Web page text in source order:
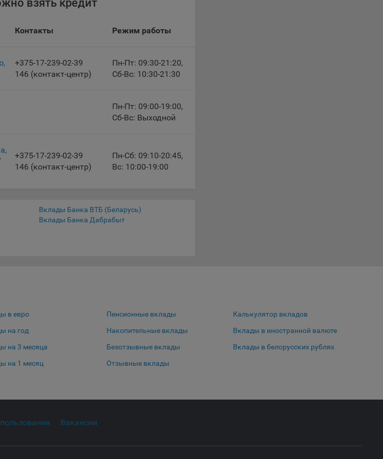
Google Analytics.
веб-аналитических платформ «Google
установлены на сервере
в том числе наиболее и наименее
меры по совершенствованию работы сайта
файлы cookie. Кроме того, субъект
ранее сохраненные файлов cookie выбрав
браузера.
Сайта, в том числе наиболее и наименее
Сохранить по умолчанию
взять кредит
Контакты Режим работы
+375-17-239-02-39
146 (контакт-центр)
Пн-Пт: 09:30-21:20,
Сб-Вс: 10:30-21:30
Пн-Пт: 09:00-19:00,
Сб-Вс: Выходной
+375-17-239-02-39
146 (контакт-центр)
Пн-Сб: 09:10-20:45,
Вс: 10:00-19:00
Вклады Банка ВТБ (Беларусь)
Вклады Банка Дабрабыт
в евро
на год
на 3 месяца
на 1 месяц
Пенсионные вклады
Накопительные вклады
Безотзывные вклады
Отзывные вклады
Калькулятор вкладов
Вклады в иностранной валюте
Вклады в белорусских рублях
Вакансии